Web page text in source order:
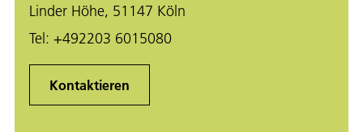
Linder Höhe, 51147 Köln
Tel: +492203 6015080
Kontaktieren